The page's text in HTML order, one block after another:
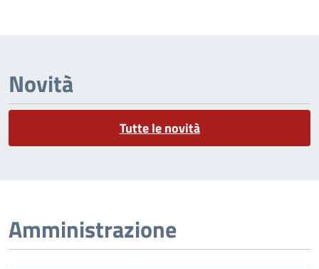
Novità
Tutte le novità
Amministrazione